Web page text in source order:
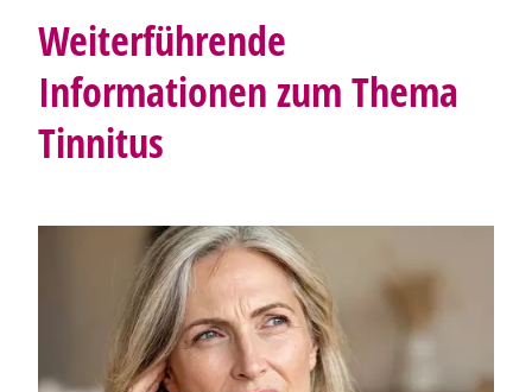
Weiterführende
Informationen zum Thema
Tinnitus